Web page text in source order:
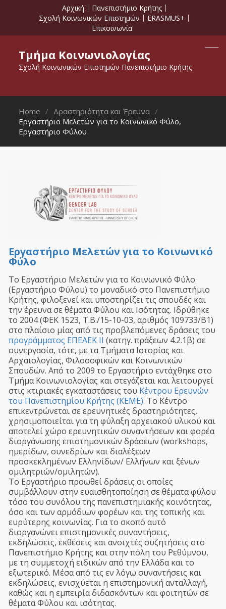
Αρχική
Πανεπιστήμιο Κρήτης
Σχολή Κοινωνικών Επιστημών
ERASMUS+
Επικοινωνία
Τμήμα Κοινωνιολογίας
Σχολή Κοινωνικών Επιστημών Πανεπιστήμιο Κρήτης
Home
Δραστηριότητα και Έρευνα
Εργαστήριο Μελετών για το Κοινωνικό Φύλο,
Εργαστήριο Φύλου
Εργαστήριο Μελετών για το Κοινωνικό
Φύλο
Το Εργαστήριο Μελετών για το Κοινωνικό Φύλο
(Εργαστήριο Φύλου) το μοναδικό στο Πανεπιστήμιο
Κρήτης, φιλοξενεί και υποστηρίζει τις σπουδές και
την έρευνα σε θέματα Φύλου και Ισότητας. Ιδρύθηκε
το 2004 (ΦΕK 1523, T.B./15-10-03, αριθμός 109733/B1)
στο πλαίσιο μίας από τις προβλεπόμενες δράσεις του
προγράμματος ΕΠΕΑΕΚ ΙΙ (κατηγ. πράξεων 4.2.1β) σε
συνεργασία, τότε, με τα Τμήματα Ιστορίας και
Αρχαιολογίας, Φιλοσοφικών και Κοινωνικών
Σπουδών. Από το 2009 το Εργαστήριο εντάχθηκε στο
Τμήμα Κοινωνιολογίας και στεγάζεται και λειτουργεί
στις κτιριακές εγκαταστάσεις του Κέντρου Ερευνών
του Πανεπιστημίου Κρήτης (ΚΕΜΕ). Το Κέντρο
επικεντρώνεται σε ερευνητικές δραστηριότητες,
χρησιμοποιείται για τη φύλαξη αρχειακού υλικού και
αποτελεί χώρο ερευνητικών συναντήσεων και φορέα
διοργάνωσης επιστημονικών δράσεων (workshops,
ημερίδων, συνεδρίων και διαλέξεων
προσκεκλημένων Ελληνίδων/ Ελλήνων και ξένων
ομιλητριών/ομιλητών).
Το Εργαστήριο προωθεί δράσεις οι οποίες
συμβάλλουν στην ευαισθητοποίηση σε θέματα φύλου
τόσο του συνόλου της πανεπιστημιακής κοινότητας,
όσο και των αρμόδιων φορέων και της τοπικής και
ευρύτερης κοινωνίας. Για το σκοπό αυτό
διοργανώνει επιστημονικές συναντήσεις,
εκδηλώσεις, εκθέσεις και ανοιχτές συζητήσεις στο
Πανεπιστήμιο Κρήτης και στην πόλη του Ρεθύμνου,
με τη συμμετοχή ειδικών από την Ελλάδα και το
εξωτερικό. Μέσα από τις εν λόγω συναντήσεις και
εκδηλώσεις, ενισχύεται η επιστημονική ανταλλαγή,
καθώς και η εμπειρία διδασκόντων και φοιτητών σε
θέματα Φύλου και ισότητας.